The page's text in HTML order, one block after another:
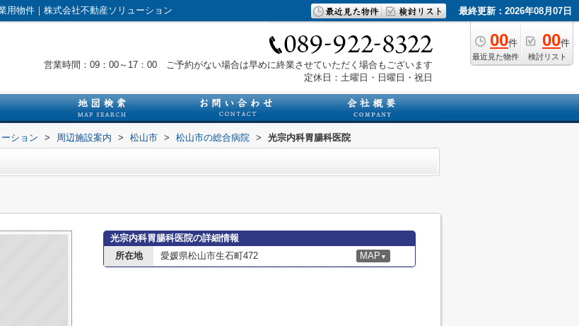
用物件｜株式会社不動産ソリューション 最終更新：2026年08月07日
00件
最近見た物件
00件
検討リスト
営業時間：09：00～17：00 ご予約がない場合は早めに終業させていただく場合もございます
定休日：土曜日・日曜日・祝日
ション > 周辺施設案内 > 松山市 > 松山市の総合病院 > 光宗内科胃腸科医院
光宗内科胃腸科医院の詳細情報
所在地
愛媛県松山市生石町472 MAP ▼